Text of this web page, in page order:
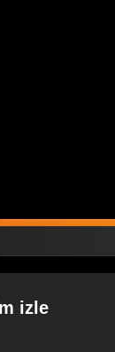
izle